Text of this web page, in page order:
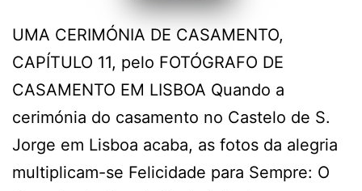
UMA CERIMÓNIA DE CASAMENTO,
CAPÍTULO 11, pelo FOTÓGRAFO DE
CASAMENTO EM LISBOA Quando a
cerimónia do casamento no Castelo de S.
Jorge em Lisboa acaba, as fotos da alegria
multiplicam-se Felicidade para Sempre: O